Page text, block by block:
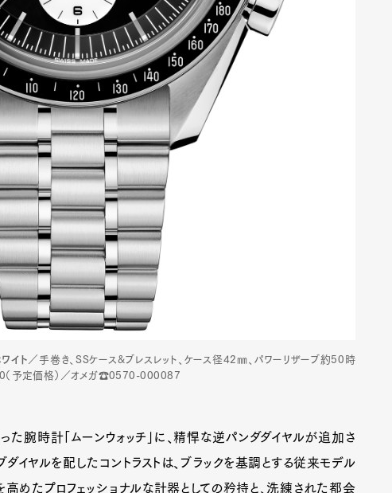
イト ／手巻き、SSケース&ブレスレット、ケース径42㎜、パワーリザーブ約50時
（予定価格）／オメガ☎0570-000087
腕時計「ムーンウォッチ」に、精悍な逆パンダダイヤルが追加さ
ダイヤルを配したコントラストは、ブラックを基調とする従来モデル
めたプロフェッショナルな計器としての矜持と、洗練された都会